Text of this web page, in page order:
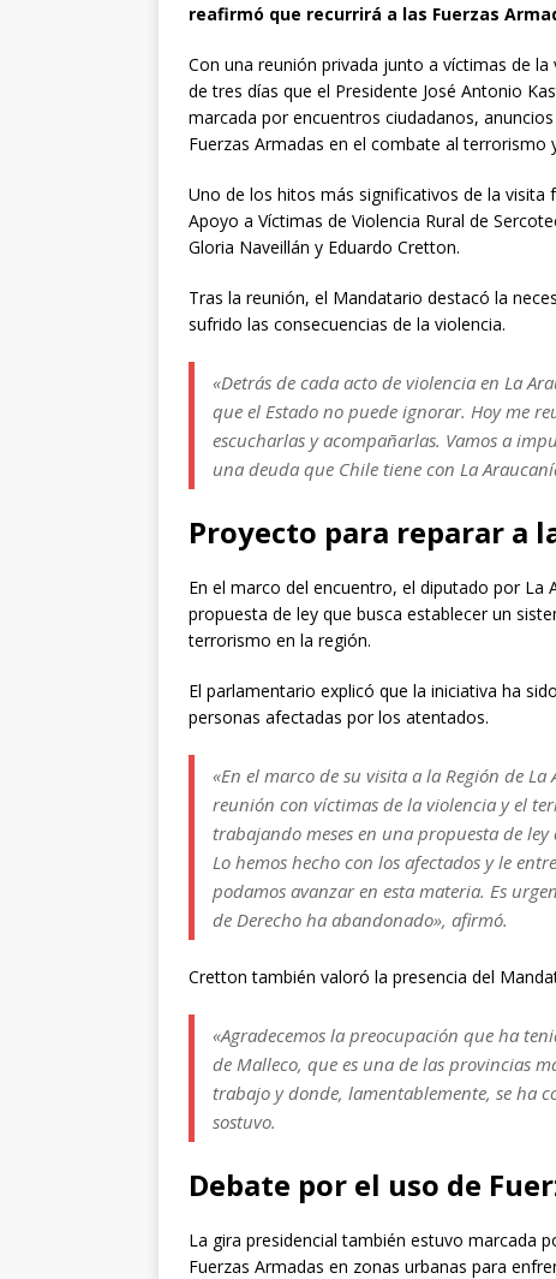
reafirmó que recurrirá a las Fuerzas
Con una reunión privada junto a víctimas de
de tres días que el Presidente José Antonio
marcada por encuentros ciudadanos,
Fuerzas Armadas en el combate al terrorismo
Uno de los hitos más significativos de la
Apoyo a Víctimas de Violencia Rural de
Gloria Naveillán y Eduardo Cretton.
Tras la reunión, el Mandatario destacó la
sufrido las consecuencias de la violencia.
«Detrás de cada acto de violencia en La
que el Estado no puede ignorar. Hoy me
escucharlas y acompañarlas. Vamos a
una deuda que Chile tiene con La
Proyecto para reparar a
En el marco del encuentro, el diputado por La
propuesta de ley que busca establecer un
terrorismo en la región.
El parlamentario explicó que la iniciativa ha
personas afectadas por los atentados.
«En el marco de su visita a la Región de
reunión con víctimas de la violencia y el
trabajando meses en una propuesta de
Lo hemos hecho con los afectados y le
podamos avanzar en esta materia. Es
de Derecho ha abandonado», afirmó.
Cretton también valoró la presencia del
«Agradecemos la preocupación que ha
de Malleco, que es una de las provincias
trabajo y donde, lamentablemente, se ha
sostuvo.
Debate por el uso de
La gira presidencial también estuvo marcada
Fuerzas Armadas en zonas urbanas para